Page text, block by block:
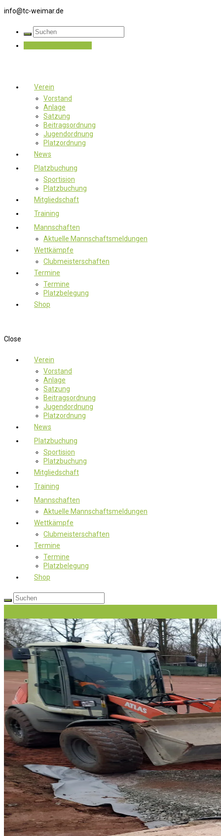
info@tc-weimar.de
Verein
Vorstand
Anlage
Satzung
Beitragsordnung
Jugendordnung
Platzordnung
News
Platzbuchung
Sportision
Platzbuchung
Mitgliedschaft
Training
Mannschaften
Aktuelle Mannschaftsmeldungen
Wettkämpfe
Clubmeisterschaften
Termine
Termine
Platzbelegung
Shop
Close
Verein
Vorstand
Anlage
Satzung
Beitragsordnung
Jugendordnung
Platzordnung
News
Platzbuchung
Sportision
Platzbuchung
Mitgliedschaft
Training
Mannschaften
Aktuelle Mannschaftsmeldungen
Wettkämpfe
Clubmeisterschaften
Termine
Termine
Platzbelegung
Shop